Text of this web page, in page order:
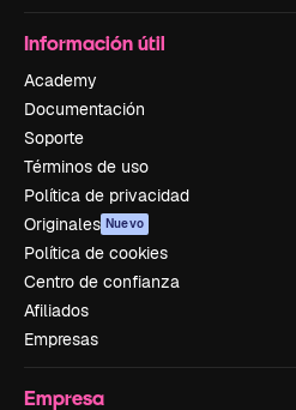
Información útil
Academy
Documentación
Soporte
Términos de uso
Política de privacidad
Originales Nuevo
Política de cookies
Centro de confianza
Afiliados
Empresas
Empresa